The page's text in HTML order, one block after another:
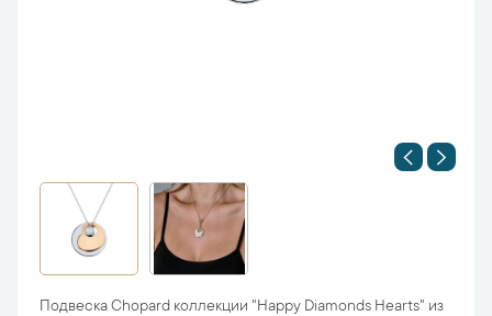
Подвеска Chopard коллекции "Happy Diamonds Hearts" из